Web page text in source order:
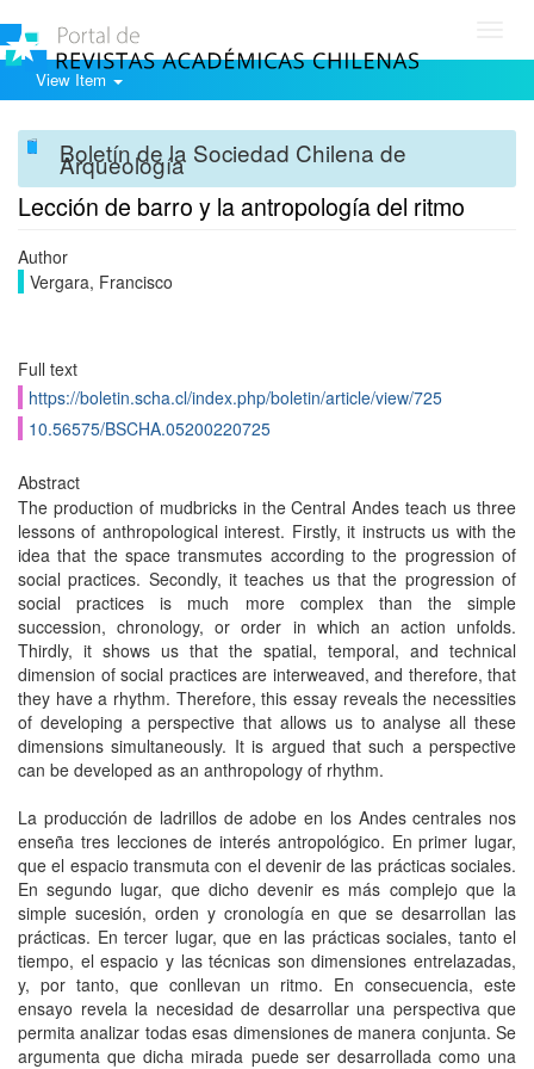
View Item
Boletín de la Sociedad Chilena de
Arqueología
Lección de barro y la antropología del ritmo
Author
Vergara, Francisco
Full text
https://boletin.scha.cl/index.php/boletin/article/view/725
10.56575/BSCHA.05200220725
Abstract
The production of mudbricks in the Central Andes teach us three
lessons of anthropological interest. Firstly, it instructs us with the
idea that the space transmutes according to the progression of
social practices. Secondly, it teaches us that the progression of
social practices is much more complex than the simple
succession, chronology, or order in which an action unfolds.
Thirdly, it shows us that the spatial, temporal, and technical
dimension of social practices are interweaved, and therefore, that
they have a rhythm. Therefore, this essay reveals the necessities
of developing a perspective that allows us to analyse all these
dimensions simultaneously. It is argued that such a perspective
can be developed as an anthropology of rhythm.
La producción de ladrillos de adobe en los Andes centrales nos
enseña tres lecciones de interés antropológico. En primer lugar,
que el espacio transmuta con el devenir de las prácticas sociales.
En segundo lugar, que dicho devenir es más complejo que la
simple sucesión, orden y cronología en que se desarrollan las
prácticas. En tercer lugar, que en las prácticas sociales, tanto el
tiempo, el espacio y las técnicas son dimensiones entrelazadas,
y, por tanto, que conllevan un ritmo. En consecuencia, este
ensayo revela la necesidad de desarrollar una perspectiva que
permita analizar todas esas dimensiones de manera conjunta. Se
argumenta que dicha mirada puede ser desarrollada como una